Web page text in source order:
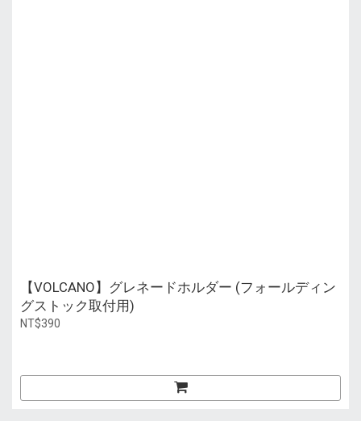
【VOLCANO】グレネードホルダー (フォールディン
グストック取付用)
NT$390